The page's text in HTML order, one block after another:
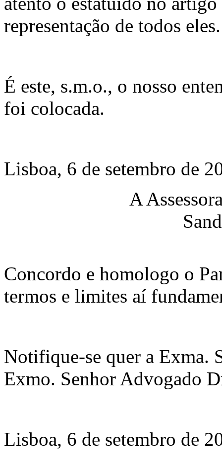
representação de todos eles.
É este, s.m.o., o nosso
foi colocada.
Lisboa, 6 de setembro de
A
Concordo e homologo o
termos e limites aí
Notifique-se quer a Exma.
Exmo. Senhor Advogado
Lisboa, 6 de setembro de